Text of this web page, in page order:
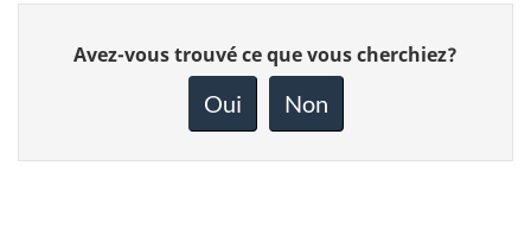
Donnez
votre
page
Avez-vous trouvé ce que vous cherchiez?
Oui Non